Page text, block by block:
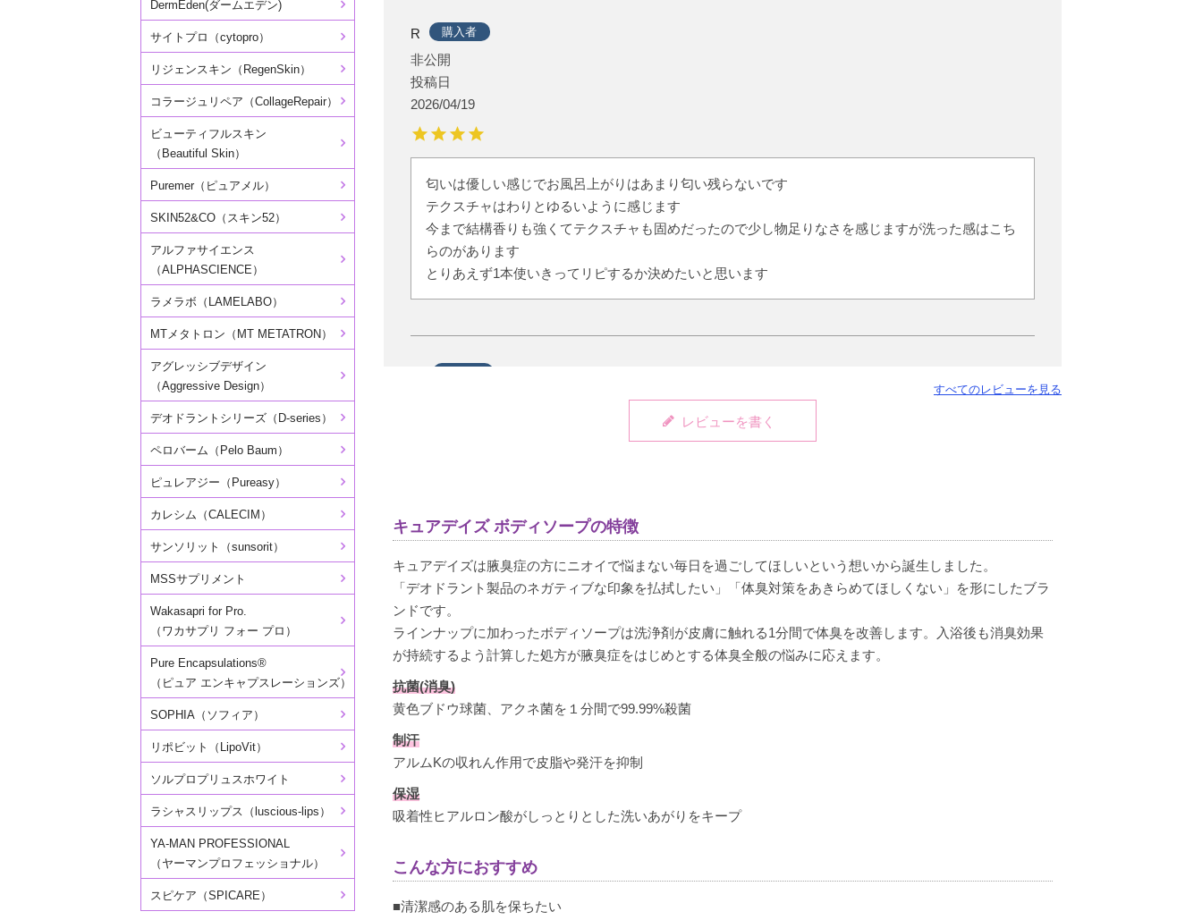
R 購入者
非公開
投稿日
2026/04/19
匂いは優しい感じでお風呂上がりはあまり匂い残らないです
テクスチャはわりとゆるいように感じます
今まで結構香りも強くてテクスチャも固めだったので少し物足りなさを感じますが洗った感はこち
らのがあります
とりあえず1本使いきってリピするか決めたいと思います
あるブログでおすすめしていて購入しました。どのボディソープを使っても夏のベタベタは改善さ
お値段が下がると有難いですが、夏場だけでも使い続けたいです。
福岡県 60代
投稿日
2025/07/31
このボディソープを使い始めて、脇や陰部をより清潔に保っている感じがします。私的には、学生
すべてのレビューを見る
レビューを書く
キュアデイズ ボディソープの特徴
キュアデイズは腋臭症の方にニオイで悩まない毎日を過ごしてほしいという想いから誕生しました。
「デオドラント製品のネガティブな印象を払拭したい」「体臭対策をあきらめてほしくない」を形にしたブラ
ンドです。
ラインナップに加わったボディソープは洗浄剤が皮膚に触れる1分間で体臭を改善します。入浴後も消臭効果
が持続するよう計算した処方が腋臭症をはじめとする体臭全般の悩みに応えます。
抗菌(消臭)
黄色ブドウ球菌、アクネ菌を１分間で99.99%殺菌
制汗
アルムKの収れん作用で皮脂や発汗を抑制
保湿
吸着性ヒアルロン酸がしっとりとした洗いあがりをキープ
こんな方におすすめ
■清潔感のある肌を保ちたい
DermEden(ダームエデン)
サイトプロ（cytopro）
リジェンスキン（RegenSkin）
コラージュリペア（CollageRepair）
ビューティフルスキン
（Beautiful Skin）
Puremer（ピュアメル）
SKIN52&CO（スキン52）
アルファサイエンス
（ALPHASCIENCE）
ラメラボ（LAMELABO）
MTメタトロン（MT METATRON）
アグレッシブデザイン
（Aggressive Design）
デオドラントシリーズ（D-series）
ペロバーム（Pelo Baum）
ピュレアジー（Pureasy）
カレシム（CALECIM）
サンソリット（sunsorit）
MSSサプリメント
Wakasapri for Pro.
（ワカサプリ フォー プロ）
Pure Encapsulations®
（ピュア エンキャプスレーションズ）
SOPHIA（ソフィア）
リポビット（LipoVit）
ソルプロプリュスホワイト
ラシャスリップス（luscious-lips）
YA-MAN PROFESSIONAL
（ヤーマンプロフェッショナル）
スピケア（SPICARE）